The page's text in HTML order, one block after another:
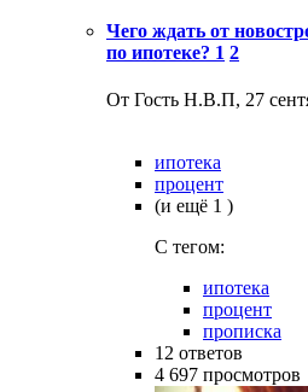
Чего ждать от
по ипотеке? 1 2
От Гость Н.В.П, 27
ипотека
процент
(и ещё 1 )
C тегом:
ипотека
процент
прописка
12 ответов
4 697 просмотров